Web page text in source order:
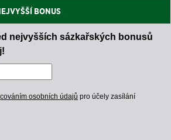
BONUS
nejvyšších sázkařských bonusů
osobních údajů pro účely zasílání